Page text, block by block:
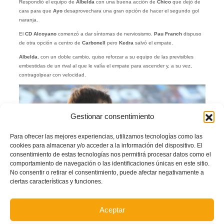
Gestionar consentimiento
Para ofrecer las mejores experiencias, utilizamos tecnologías como las
cookies para almacenar y/o acceder a la información del dispositivo. El
consentimiento de estas tecnologías nos permitirá procesar datos como el
comportamiento de navegación o las identificaciones únicas en este sitio.
No consentir o retirar el consentimiento, puede afectar negativamente a
ciertas características y funciones.
Aceptar
Respondió el equipo de Albelda con una buena acción de Chicoque dejó de
cara para que Ayodesaprovechara una gran opción de hacer el segundo gol
naranja.
El CD Alcoyano comenzó a dar síntomas de nerviosismo. Pau Franch dispuso
de otra opción a centro de Carbonell pero Kedra salvó el empate.
Albelda , con un doble cambio, quiso reforzar a su equipo de las previsibles
embestidas de un rival al que le valía el empate para ascender y, a su vez,
contragolpear con velocidad.
David Albelda, entrenador del Atzeneta UE.